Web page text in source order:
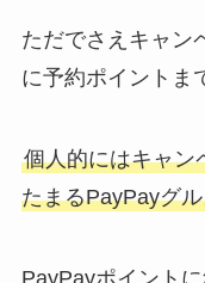
ただでさえキャン
に予約ポイントま
個人的にはキャン
たまるPayPayグ